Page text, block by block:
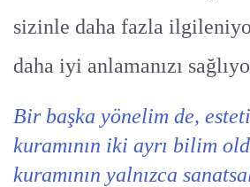
sizinle daha fazla
daha iyi anlamanızı
Bir başka yönelim de,
kuramının iki ayrı bilim
kuramının yalnızca